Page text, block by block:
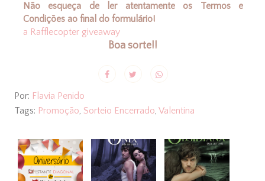
Não esqueça de ler atentamente os Termos e
Condições ao final do formulário!
a Rafflecopter giveaway
Boa sorte!!
Por: Flavia Penido
Tags: Promoção, Sorteio Encerrado, Valentina